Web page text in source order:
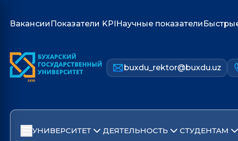
Вакансии Показатели KPIНаучные показатели
buxdu_rektor@buxdu.uz
УНИВЕРСИТЕТ ДЕЯТЕЛЬНОСТЬ СТУДЕНТАМ